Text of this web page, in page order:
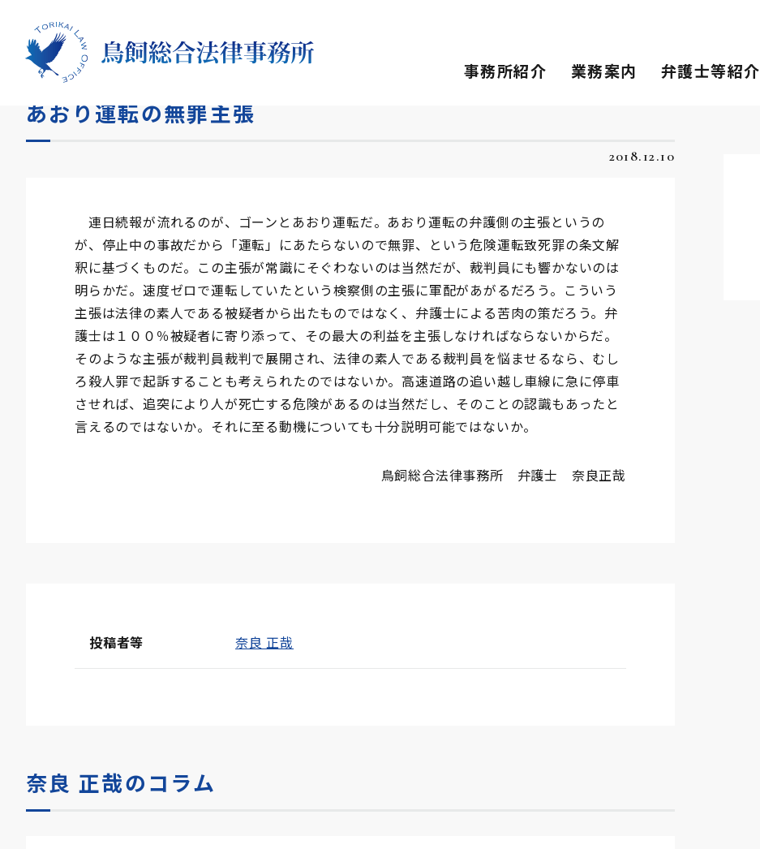
事務所紹介 業務案内 弁護士等紹介
HOME
あおり運転の無罪主張
2018.12.10
連日続報が流れるのが、ゴーンとあおり運転だ。あおり運転の弁護側の主張というの
が、停止中の事故だから「運転」にあたらないので無罪、という危険運転致死罪の条文解
釈に基づくものだ。この主張が常識にそぐわないのは当然だが、裁判員にも響かないのは
明らかだ。速度ゼロで運転していたという検察側の主張に軍配があがるだろう。こういう
主張は法律の素人である被疑者から出たものではなく、弁護士による苦肉の策だろう。弁
護士は１００％被疑者に寄り添って、その最大の利益を主張しなければならないからだ。
そのような主張が裁判員裁判で展開され、法律の素人である裁判員を悩ませるなら、むし
ろ殺人罪で起訴することも考えられたのではないか。高速道路の追い越し車線に急に停車
させれば、追突により人が死亡する危険があるのは当然だし、そのことの認識もあったと
言えるのではないか。それに至る動機についても十分説明可能ではないか。
鳥飼総合法律事務所 弁護士 奈良正哉
投稿者等 奈良 正哉
奈良 正哉のコラム